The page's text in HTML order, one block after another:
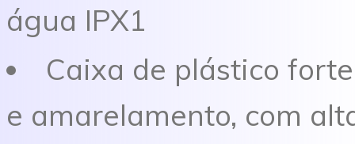
água IPX1
Caixa de plástico
e amarelamento, com